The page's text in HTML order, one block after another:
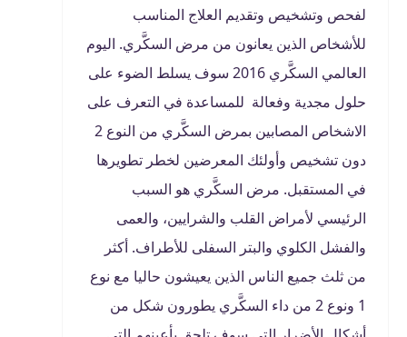
لفحص وتشخيص وتقديم العلاج المناسب
للأشخاص الذين يعانون من مرض السكَّري. اليوم
العالمي السكَّري 2016 سوف يسلط الضوء على
حلول مجدية وفعالة للمساعدة في التعرف على
الاشخاص المصابين بمرض السكَّري من النوع 2
دون تشخيص وأولئك المعرضين لخطر تطويرها
في المستقبل. مرض السكَّري هو السبب
الرئيسي لأمراض القلب والشرايين، والعمى
والفشل الكلوي والبتر السفلى للأطراف. أكثر
من ثلث جميع الناس الذين يعيشون حاليا مع نوع
1 ونوع 2 من داء السكَّري يطورون شكل من